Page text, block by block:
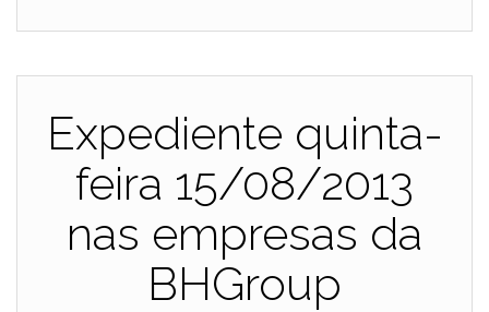
Expediente quinta-
feira 15/08/2013
nas empresas da
BHGroup